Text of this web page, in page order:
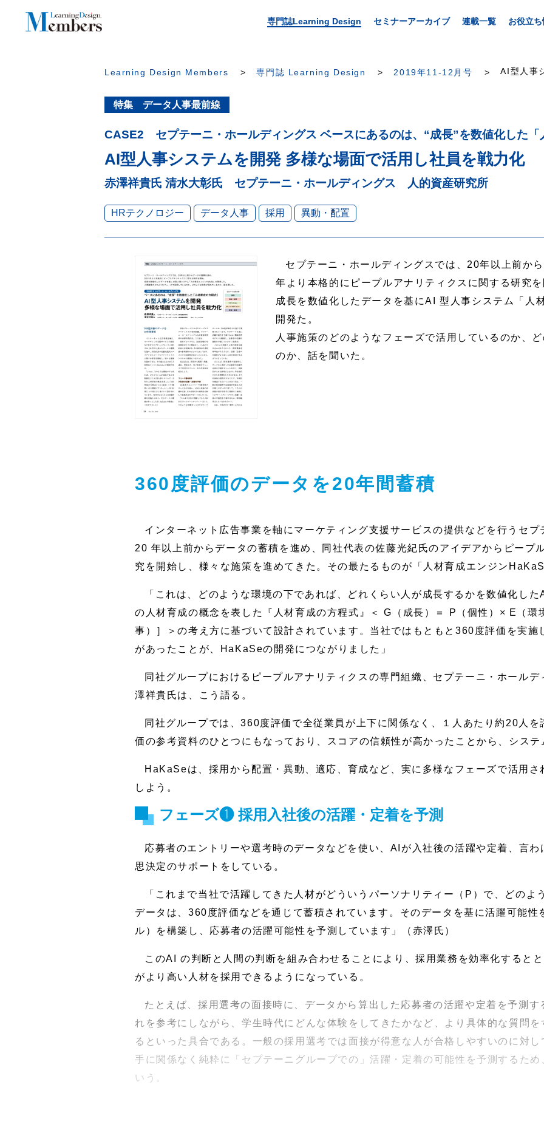
専門誌Learning Design セミナーアーカイブ 連載一覧 お役立
Learning Design Members 専門誌 Learning Design 2019年11-12月号 AI型人事
特集 データ人事最前線
CASE2 セプテーニ・ホールディングス ベースにあるのは、“成長”を数値化した「
AI型人事システムを開発 多様な場面で活用し社員を戦力化
赤澤祥貴氏 清水大彰氏 セプテーニ・ホールディングス 人的資産研究所
HRテクノロジー データ人事 採用 異動・配置
セプテーニ・ホールディングスでは、20年以上前か
年より本格的にピープルアナリティクスに関する研究
成長を数値化したデータを基にAI 型人事システム「人
開発た。
人事施策のどのようなフェーズで活用しているのか、
のか、話を聞いた。
360度評価のデータを20年間蓄積
インターネット広告事業を軸にマーケティング支援サービスの提供などを行うセ
20 年以上前からデータの蓄積を進め、同社代表の佐藤光紀氏のアイデアからピープ
究を開始し、様々な施策を進めてきた。その最たるものが「人材育成エンジン
「これは、どのような環境の下であれば、どれくらい人が成長するかを数値化し
の人材育成の概念を表した『人材育成の方程式』＜ G（成長）＝ P（個性）× E（環
事）］＞の考え方に基づいて設計されています。当社ではもともと360度評価を実施
があったことが、HaKaSeの開発につながりました」
同社グループにおけるピープルアナリティクスの専門組織、セプテーニ・ホール
澤祥貴氏は、こう語る。
同社グループでは、360度評価で全従業員が上下に関係なく、１人あたり約20人
価の参考資料のひとつにもなっており、スコアの信頼性が高かったことから、シス
HaKaSeは、採用から配置・異動、適応、育成など、実に多様なフェーズで活用
しよう。
フェーズ❶ 採用入社後の活躍・定着を予測
応募者のエントリーや選考時のデータなどを使い、AIが入社後の活躍や定着、言
思決定のサポートをしている。
「これまで当社で活躍してきた人材がどういうパーソナリティー（P）で、どのよ
データは、360度評価などを通じて蓄積されています。そのデータを基に活躍可能
ル）を構築し、応募者の活躍可能性を予測しています」（赤澤氏）
このAI の判断と人間の判断を組み合わせることにより、採用業務を効率化すると
がより高い人材を採用できるようになっている。
たとえば、採用選考の面接時に、データから算出した応募者の活躍や定着を予測
れを参考にしながら、学生時代にどんな体験をしてきたかなど、より具体的な質問
るといった具合である。一般の採用選考では面接が得意な人が合格しやすいのに対
手に関係なく純粋に「セプテーニグループでの」活躍・定着の可能性を予測するた
いう。